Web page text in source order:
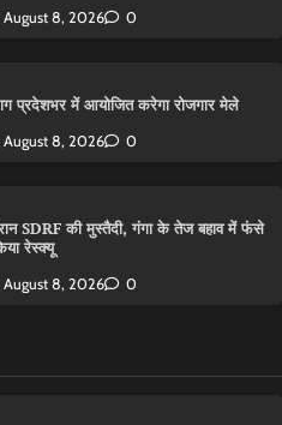
August 8, 2026 0
प्रदेशभर में आयोजित करेगा रोजगार मेले
August 8, 2026 0
SDRF की मुस्तैदी, गंगा के तेज बहाव में फंसे
रेस्क्यू
August 8, 2026 0